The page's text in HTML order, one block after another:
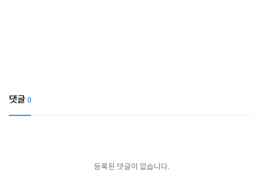
댓글 0
등록된 댓글이 없습니다.